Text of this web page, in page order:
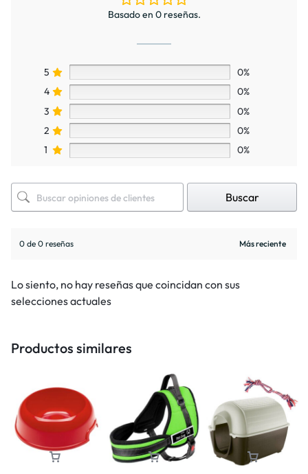
Basado en 0 reseñas.
5
0%
4
0%
3
0%
2
0%
1
0%
Buscar
0 de 0 reseñas
Lo siento, no hay reseñas que coincidan con sus
selecciones actuales
Productos similares